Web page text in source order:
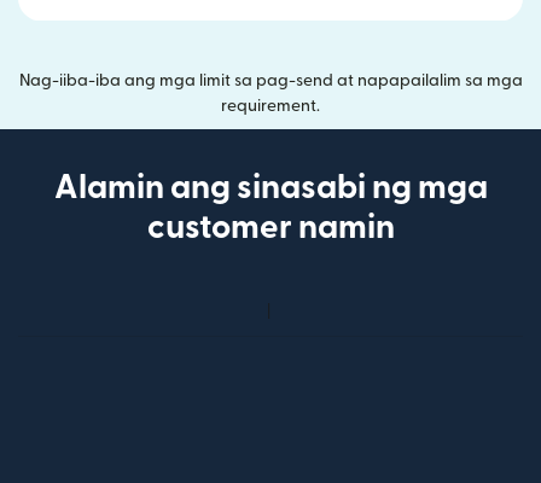
Nag-iiba-iba ang mga limit sa pag-send at napapailalim sa mga
requirement.
Alamin ang sinasabi ng mga
customer namin